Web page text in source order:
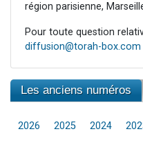
région parisienne,
Pour toute question
diffusion@torah-box.com
Les anciens numéros
2026 2025 2024